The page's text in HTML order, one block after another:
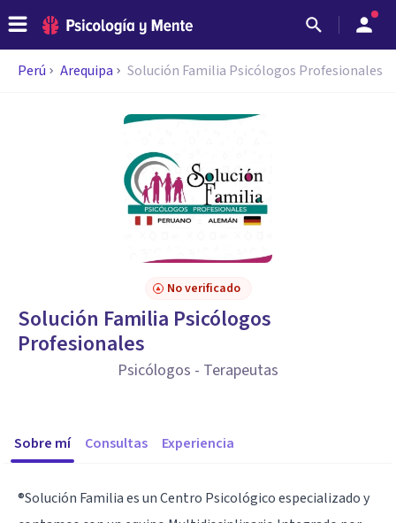
Perú Arequipa Solución Familia Psicólogos Profesionales
No verificado
Solución Familia Psicólogos
Profesionales
Psicólogos - Terapeutas
Sobre mí Consultas Experiencia
®️Solución Familia es un Centro Psicológico especializado y